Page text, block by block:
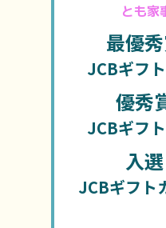
とも家
最優秀
JCBギフ
優秀
JCBギフ
入選
JCBギフト